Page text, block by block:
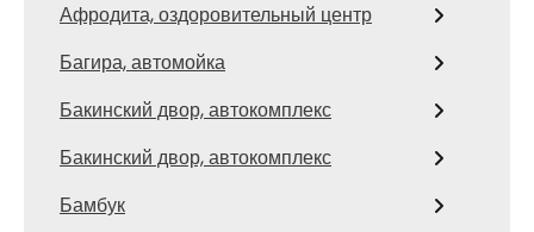
Афродита, оздоровительный центр
Багира, автомойка
Бакинский двор, автокомплекс
Бакинский двор, автокомплекс
Бамбук